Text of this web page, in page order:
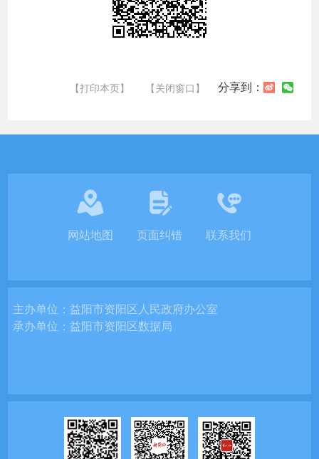
【打印本页】 【关闭窗口】 分享到：
网站地图 页面纠错 联系我们
主办单位：益阳市资阳区人民政府办公室
承办单位：益阳市资阳区数据局